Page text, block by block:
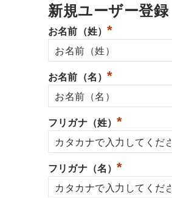
新規ユーザー登録
お名前（姓）*
お名前（名）*
フリガナ（姓）*
フリガナ（名）*